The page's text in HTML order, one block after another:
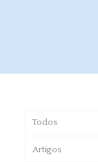
Todos
Artigos